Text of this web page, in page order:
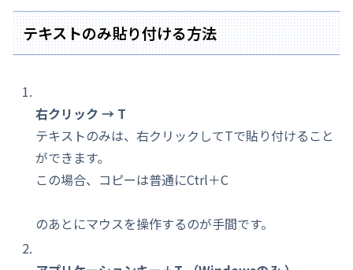
テキストのみ貼り付ける方法
右クリック → T
テキストのみは、右クリックしてTで貼り付けること
ができます。
この場合、コピーは普通にCtrl＋C
のあとにマウスを操作するのが手間です。